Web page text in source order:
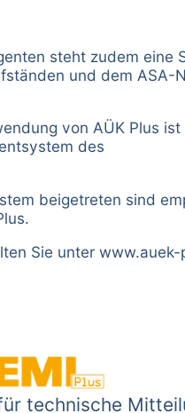
steht zudem eine
und dem ASA-
von AÜK Plus
des
beigetreten sind
Sie unter www.auek-
technische